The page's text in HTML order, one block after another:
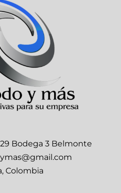
29 Bodega 3 Belmonte
Colombia